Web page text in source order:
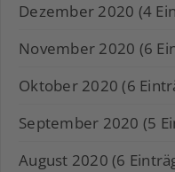
Dezember 2020 (4
November 2020 (6
Oktober 2020 (6
September 2020 (5
August 2020 (6